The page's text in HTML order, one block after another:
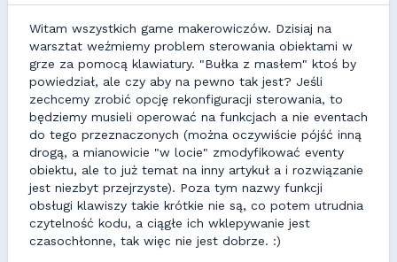
Witam wszystkich game makerowiczów. Dzisiaj na
warsztat weźmiemy problem sterowania obiektami w
grze za pomocą klawiatury. "Bułka z masłem" ktoś by
powiedział, ale czy aby na pewno tak jest? Jeśli
zechcemy zrobić opcję rekonfiguracji sterowania, to
będziemy musieli operować na funkcjach a nie eventach
do tego przeznaczonych (można oczywiście pójść inną
drogą, a mianowicie "w locie" zmodyfikować eventy
obiektu, ale to już temat na inny artykuł a i rozwiązanie
jest niezbyt przejrzyste). Poza tym nazwy funkcji
obsługi klawiszy takie krótkie nie są, co potem utrudnia
czytelność kodu, a ciągłe ich wklepywanie jest
czasochłonne, tak więc nie jest dobrze. :)